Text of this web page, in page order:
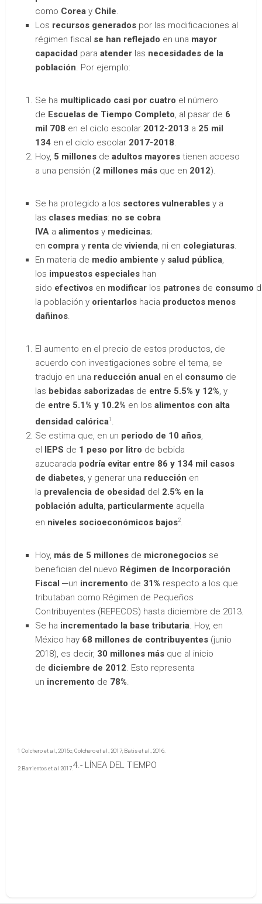
como Corea y Chile.
Los recursos generados por las modificaciones al
régimen fiscal se han reflejado en una mayor
capacidad para atender las necesidades de la
población. Por ejemplo:
Se ha multiplicado casi por cuatro el número
de Escuelas de Tiempo Completo, al pasar de 6
mil 708 en el ciclo escolar 2012-2013 a 25 mil
134 en el ciclo escolar 2017-2018.
Hoy, 5 millones de adultos mayores tienen acceso
a una pensión (2 millones más que en 2012).
Se ha protegido a los sectores vulnerables y a
las clases medias: no se cobra
IVA a alimentos y medicinas;
en compra y renta devivienda, ni en colegiaturas.
En materia de medio ambiente y salud pública,
los impuestos especiales han
sido efectivos en modificar los patrones de consumo
la población y orientarlos hacia productos menos
dañinos.
El aumento en el precio de estos productos, de
acuerdo con investigaciones sobre el tema, se
tradujo en una reducción anual en el consumo de
las bebidas saborizadas de entre 5.5% y 12%, y
de entre 5.1% y 10.2% en los alimentos con alta
densidad calórica1 .
Se estima que, en un periodo de 10 años,
el IEPS de 1 peso por litro de bebida
azucarada podría evitar entre 86 y 134 mil casos
de diabetes, y generar una reducción en
la prevalencia de obesidad del 2.5% en la
población adulta, particularmente aquella
en niveles socioeconómicos bajos2.
Hoy, más de 5 millones de micronegocios se
benefician del nuevo Régimen de Incorporación
Fiscal ─un incremento de 31% respecto a los que
tributaban como Régimen de Pequeños
Contribuyentes (REPECOS) hasta diciembre de 2013.
Se ha incrementado la base tributaria. Hoy, en
México hay 68 millones de contribuyentes (junio
2018), es decir, 30 millones más que al inicio
de diciembre de 2012. Esto representa
un incremento de 78%.
1 Colchero et al., 2015c; Colchero et al., 2017; Batis et al., 2016.
2 Barrientos et al 2017.4.- LÍNEA DEL TIEMPO